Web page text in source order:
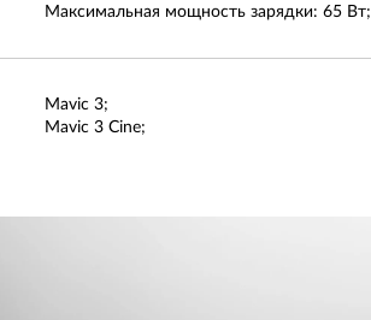
Максимальная мощность зарядки: 65 Вт;
Mavic 3;
Mavic 3 Cine;